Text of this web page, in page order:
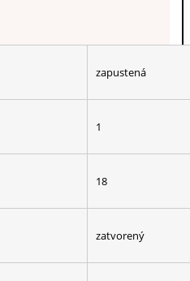
zapustená
1
18
zatvorený